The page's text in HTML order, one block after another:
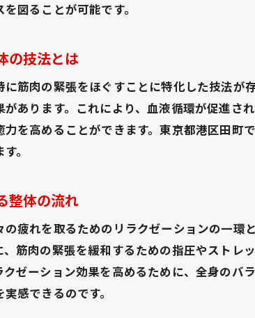
整体による身
健康改善を
港区田町で
整体がもた
定期施術に
整体が身体に
図ることが可能です。
の技法とは
筋肉の緊張をほぐすことに特化した技法
あります。これにより、血液循環が促進さ
力を高めることができます。東京都港区田
。
整体の流れ
疲れを取るためのリラクゼーションの一
、筋肉の緊張を緩和するための指圧やストレ
クゼーション効果を高めるために、全身の
感できるのです。